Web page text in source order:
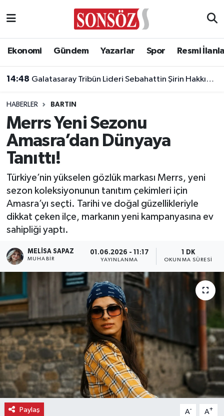
Ekonomi Gündem Yazarlar Spor Resmi
14:48 Galatasaray Tribün Lideri Sebahattin Şirin Hakkında Gözaltı Kararı
HABERLER BARTIN
Merrs Yeni Sezonu
Amasra’dan Dünyaya
Tanıttı!
Türkiye’nin yükselen gözlük markası Merrs, yeni
sezon koleksiyonunun tanıtım çekimleri için
Amasra’yı seçti. Tarihi ve doğal güzellikleriyle
dikkat çeken ilçe, markanın yeni kampanyasına ev
sahipliği yaptı.
MELISA SAPAZ
MUHABIR
01.06.2026 - 11:17
YAYINLANMA
1 DK
OKUNMA SÜRESI
Paylaş A- A+
Asayiş
Biyografi
Çevre
Diğer
Dünya
Eğitim
Gündem
Gurme
Haber
İlçe Haberleri
Ankara Nöbetçi Eczaneler
Ankara Trafik Yoğunluk Haritası
Süper Lig Puan Durumu ve Fikstür
Tüm Manşetler
Son Dakika Haberleri
Haber Arşivi